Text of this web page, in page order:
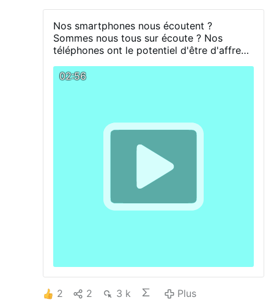
Nos smartphones nous écoutent ?
Sommes nous tous sur écoute ? Nos
téléphones ont le potentiel d'être d'affreux
C'est ce qu'affirme le Cox Media Group,
conversations pour du ciblage publicitaire
Are Marketers Using Smartphones
to Listen to Your Conversations to Target
Ads? Yes, Cox Media Group Says in
Materials Deleted From Its Website
cette série tu vas découvrir les dessous de
Tu ne me connais pas.
Pourtant, tu devrais. Le monde devient tel
02:56
2 2 3 k
Plus